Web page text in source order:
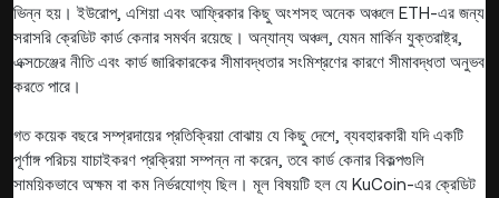
ভিন্ন হয়। ইউরোপ, এশিয়া এবং আফ্রিকার কিছু অংশসহ অনেক অঞ্চলে ETH-এর জন্য
সরাসরি ক্রেডিট কার্ড কেনার সমর্থন রয়েছে। অন্যান্য অঞ্চল, যেমন মার্কিন যুক্তরাষ্ট্র,
এক্সচেঞ্জের নীতি এবং কার্ড জারিকারকের সীমাবদ্ধতার সংমিশ্রণের কারণে সীমাবদ্ধতা অনুভব
করতে পারে।
গত কয়েক বছরে সম্প্রদায়ের প্রতিক্রিয়া বোঝায় যে কিছু দেশে, ব্যবহারকারী যদি একটি
পূর্ণাঙ্গ পরিচয় যাচাইকরণ প্রক্রিয়া সম্পন্ন না করেন, তবে কার্ড কেনার বিকল্পগুলি
সাময়িকভাবে অক্ষম বা কম নির্ভরযোগ্য ছিল। মূল বিষয়টি হল যে KuCoin-এর ক্রেডিট